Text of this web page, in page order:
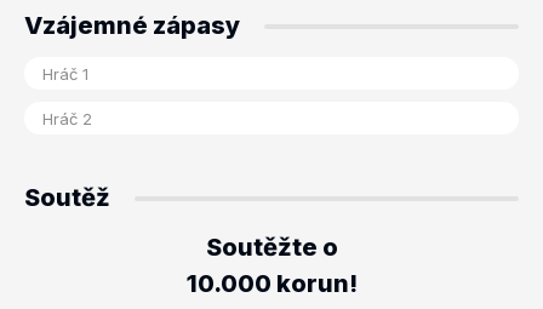
Vzájemné zápasy
Soutěž
Soutěžte o
10.000 korun!